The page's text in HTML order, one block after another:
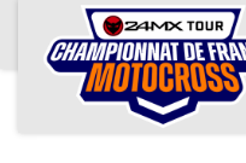
ACCUEIL
ACTUS
CALENDRIER